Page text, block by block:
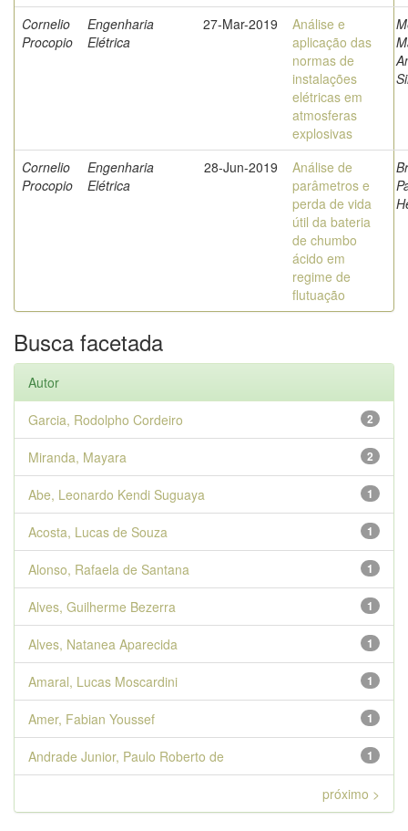
Cornelio
Procopio
Engenharia
Elétrica
27-Mar-2019
Análise e
aplicação das
normas de
instalações
elétricas em
atmosferas
explosivas
Cornelio
Procopio
Engenharia
Elétrica
28-Jun-2019
Análise de
parâmetros e
perda de vida
útil da bateria
de chumbo
ácido em
regime de
flutuação
Busca facetada
Autor
2
Garcia, Rodolpho Cordeiro
2
Miranda, Mayara
1
Abe, Leonardo Kendi Suguaya
1
Acosta, Lucas de Souza
1
Alonso, Rafaela de Santana
1
Alves, Guilherme Bezerra
1
Alves, Natanea Aparecida
1
Amaral, Lucas Moscardini
1
Amer, Fabian Youssef
1
Andrade Junior, Paulo Roberto de
próximo >